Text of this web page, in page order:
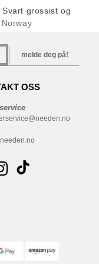
grossist og
melde deg på!
OSS